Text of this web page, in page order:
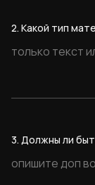
2. Какой тип
3. Должны ли